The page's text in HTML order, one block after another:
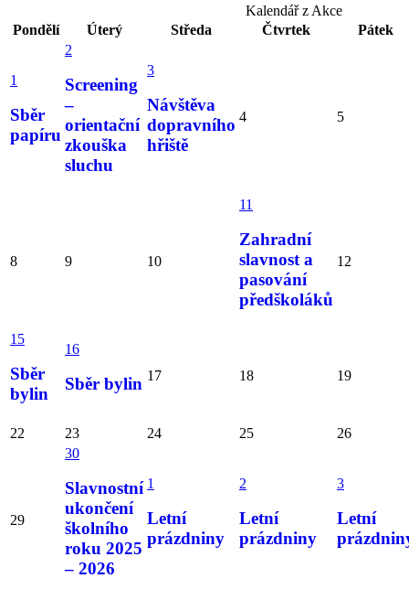
Kalendář z Akce
Pondělí
Úterý Středa Čtvrtek Pátek
1
Sběr
papíru
2
Screening
–
orientační
zkouška
sluchu
3
Návštěva
dopravního
hřiště
4 5
8 9 10
11
Zahradní
slavnost a
pasování
předškoláků
12
15
Sběr
bylin
16
Sběr bylin 17 18 19
22 23 24 25 26
29
30
Slavnostní
ukončení
školního
roku 2025
– 2026
1
Letní
prázdniny
2
Letní
prázdniny
3
Letní